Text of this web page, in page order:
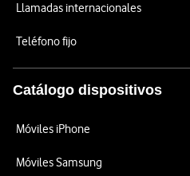
Llamadas internacionales
Teléfono fijo
Catálogo dispositivos
Móviles iPhone
Móviles Samsung